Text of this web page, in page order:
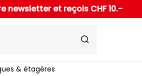
newsletter et reçois CHF 10.-
& étagères